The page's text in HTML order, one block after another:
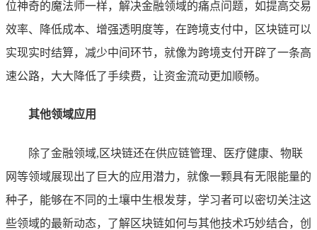
位神奇的魔法师一样，解决金融领域的痛点问题，如提高交易
效率、降低成本、增强透明度等，在跨境支付中，区块链可以
实现实时结算，减少中间环节，就像为跨境支付开辟了一条高
速公路，大大降低了手续费，让资金流动更加顺畅。
其他领域应用
除了金融领域,区块链还在供应链管理、医疗健康、物联
网等领域展现出了巨大的应用潜力，就像一颗具有无限能量的
种子，能够在不同的土壤中生根发芽，学习者可以密切关注这
些领域的最新动态，了解区块链如何与其他技术巧妙结合，创